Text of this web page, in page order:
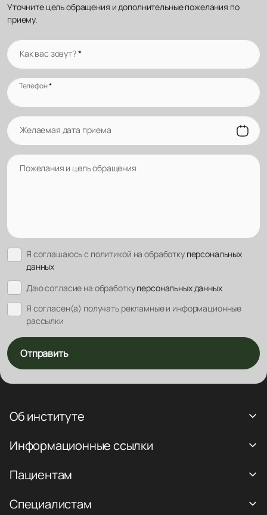
Уточните цель обращения и дополнительные пожелания по
приему.
Как вас зовут?*
Телефон*
Желаемая дата приема
Пожелания и цель обращения
Я соглашаюсь с политикой на обработку персональных
данных
Даю согласие на обработкуперсональных данных
Я согласен(а) получать рекламные и информационные
рассылки
Отправить
Об институте
Информационные ссылки
Пациентам
Специалистам